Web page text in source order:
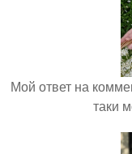
Мой ответ на
таки